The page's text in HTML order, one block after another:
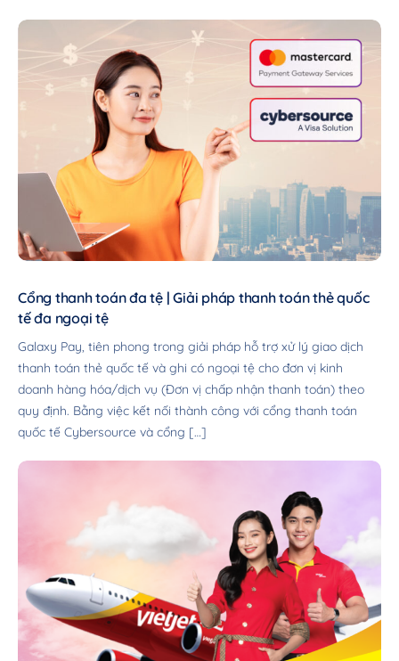
Cổng thanh toán đa tệ | Giải pháp thanh toán thẻ quốc
tế đa ngoại tệ
Galaxy Pay, tiên phong trong giải pháp hỗ trợ xử lý giao dịch
thanh toán thẻ quốc tế và ghi có ngoại tệ cho đơn vị kinh
doanh hàng hóa/dịch vụ (Đơn vị chấp nhận thanh toán) theo
quy định. Bằng việc kết nối thành công với cổng thanh toán
quốc tế Cybersource và cổng […]